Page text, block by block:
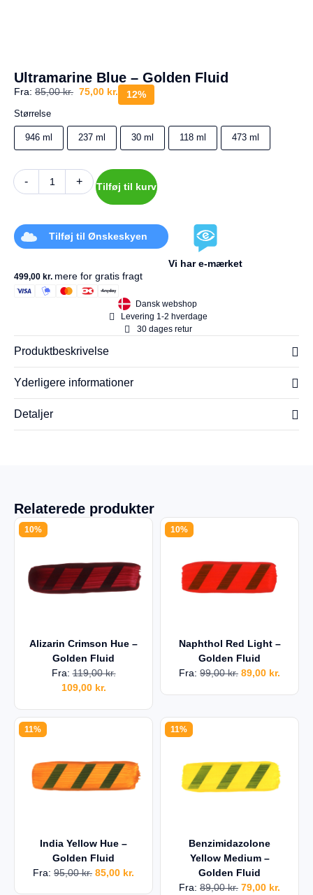
t
u
Din
kurv
tom.
Ultramarine Blue – Golden Fluid
Fra: 85,00kr. 75,00 kr. 12%
Størrelse
946 ml 237 ml 30 ml 118 ml 473 ml
- + Tilføj til kurv
Tilføj til Ønskeskyen
Vi har e-mærket
499,00 kr. mere for gratis fragt
Dansk webshop
Levering 1-2 hverdage
30 dages retur
Produktbeskrivelse
Yderligere informationer
Detaljer
Relaterede produkter
10%
Alizarin Crimson Hue –
Golden Fluid
Fra:119,00kr.
109,00 kr.
10%
Naphthol Red Light –
Golden Fluid
Fra: 99,00kr. 89,00 kr.
11%
India Yellow Hue –
Golden Fluid
Fra: 95,00kr. 85,00 kr.
11%
Benzimidazolone
Yellow Medium –
Golden Fluid
Fra: 89,00kr. 79,00 kr.